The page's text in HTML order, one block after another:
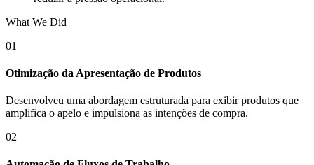
What We Did
01
Otimização da Apresentação de Produtos
Desenvolveu uma abordagem estruturada para exibir produtos que
amplifica o apelo e impulsiona as intenções de compra.
02